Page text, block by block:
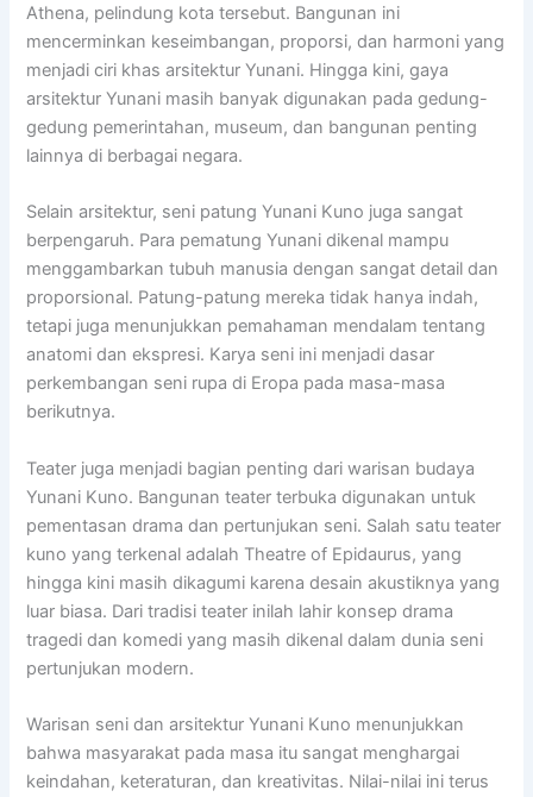
Athena, pelindung kota tersebut. Bangunan ini
mencerminkan keseimbangan, proporsi, dan harmoni yang
menjadi ciri khas arsitektur Yunani. Hingga kini, gaya
arsitektur Yunani masih banyak digunakan pada gedung-
gedung pemerintahan, museum, dan bangunan penting
lainnya di berbagai negara.
Selain arsitektur, seni patung Yunani Kuno juga sangat
berpengaruh. Para pematung Yunani dikenal mampu
menggambarkan tubuh manusia dengan sangat detail dan
proporsional. Patung-patung mereka tidak hanya indah,
tetapi juga menunjukkan pemahaman mendalam tentang
anatomi dan ekspresi. Karya seni ini menjadi dasar
perkembangan seni rupa di Eropa pada masa-masa
berikutnya.
Teater juga menjadi bagian penting dari warisan budaya
Yunani Kuno. Bangunan teater terbuka digunakan untuk
pementasan drama dan pertunjukan seni. Salah satu teater
kuno yang terkenal adalah Theatre of Epidaurus, yang
hingga kini masih dikagumi karena desain akustiknya yang
luar biasa. Dari tradisi teater inilah lahir konsep drama
tragedi dan komedi yang masih dikenal dalam dunia seni
pertunjukan modern.
Warisan seni dan arsitektur Yunani Kuno menunjukkan
bahwa masyarakat pada masa itu sangat menghargai
keindahan, keteraturan, dan kreativitas. Nilai-nilai ini terus